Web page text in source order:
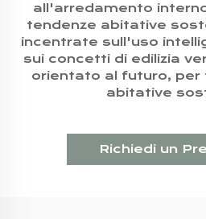
all'arredamento
tendenze abitative
incentrate sull'uso
sui concetti di edilizia
orientato al futuro, per
abitative
Richiedi un